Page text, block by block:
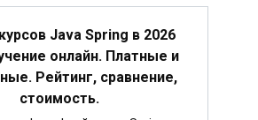
Java Spring в 2026
онлайн. Платные и
Рейтинг, сравнение,
стоимость.